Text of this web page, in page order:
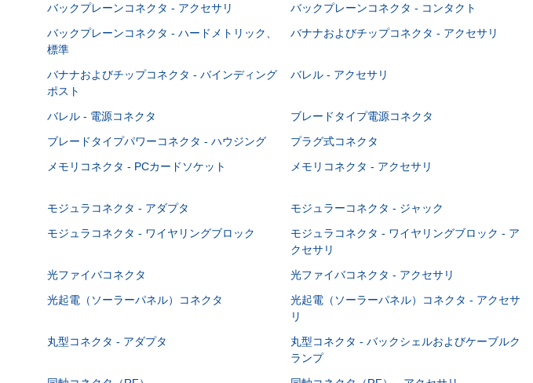
バックプレーンコネクタ - アクセサリ
バックプレーンコネクタ - コンタクト
バックプレーンコネクタ - ハードメトリック、
標準
バナナおよびチップコネクタ - アクセサリ
バナナおよびチップコネクタ - バインディング
ポスト
バレル - アクセサリ
バレル - 電源コネクタ ブレードタイプ電源コネクタ
ブレードタイプパワーコネクタ - ハウジング
プラグ式コネクタ
メモリコネクタ - PCカードソケット
メモリコネクタ - アクセサリ
モジュラコネクタ - アダプタ モジュラーコネクタ - ジャック
モジュラコネクタ - ワイヤリングブロック
モジュラコネクタ - ワイヤリングブロック - ア
クセサリ
光ファイバコネクタ 光ファイバコネクタ - アクセサリ
光起電（ソーラーパネル）コネクタ
光起電（ソーラーパネル）コネクタ - アクセサ
リ
丸型コネクタ - アダプタ
丸型コネクタ - バックシェルおよびケーブルク
ランプ